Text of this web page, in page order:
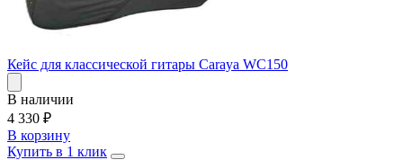
Кейс для классической гитары Caraya WC150
В наличии
4 330 ₽
В корзину
Купить в 1 клик